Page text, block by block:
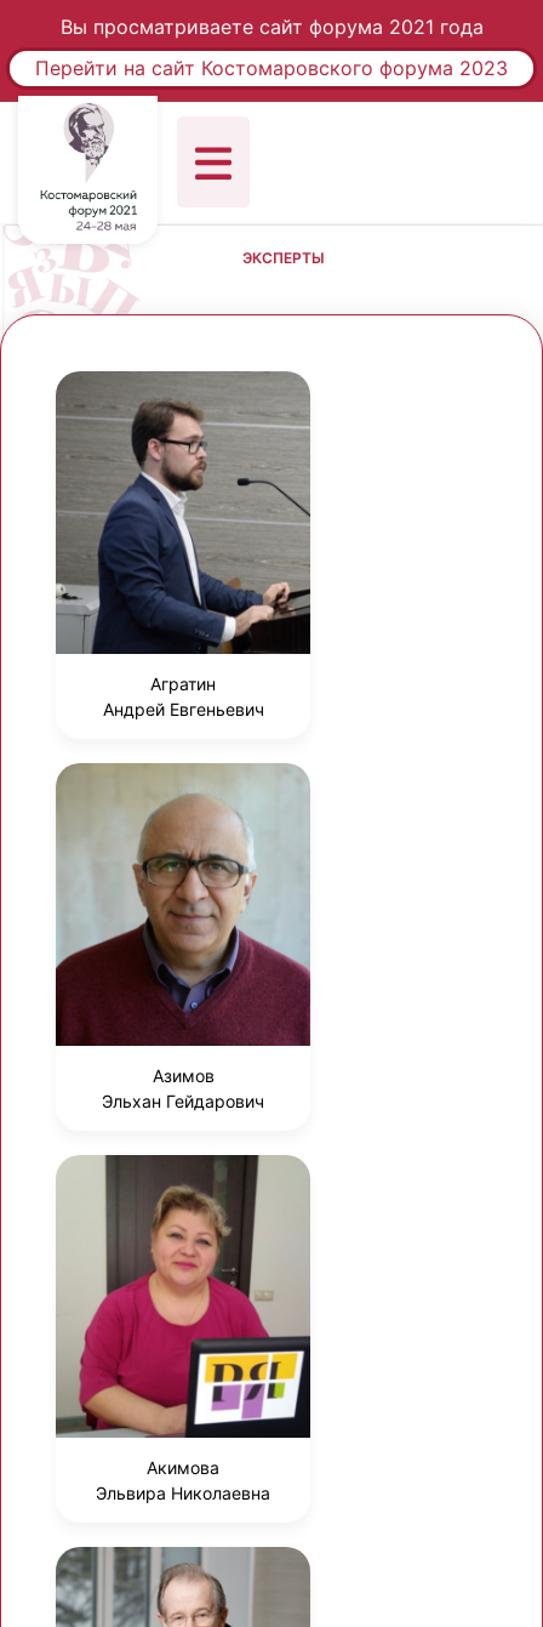
Вы просматриваете сайт форума 2021 года
Перейти на сайт Костомаровского форума 2023
ЭКСПЕРТЫ
Агратин
Андрей Евгеньевич
Азимов
Эльхан Гейдарович
Акимова
Эльвира Николаевна